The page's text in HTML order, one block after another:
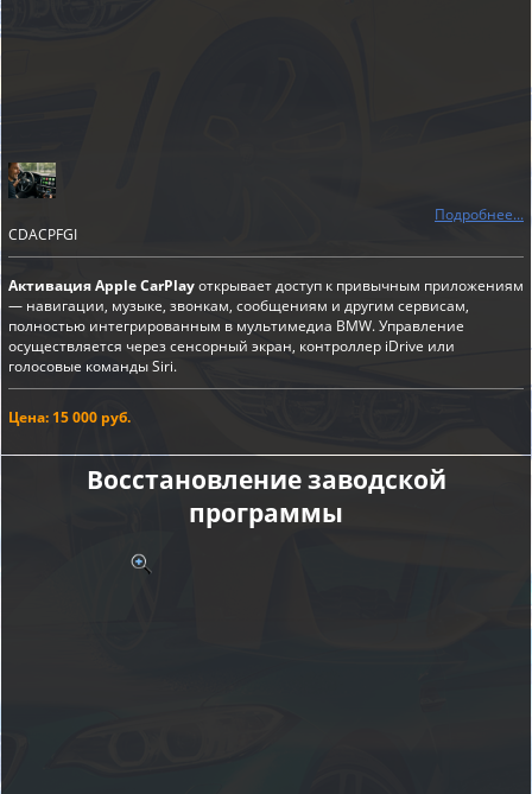
Подробнее...
CDACPFGI
Активация Apple CarPlayоткрывает доступ к привычным приложениям
— навигации, музыке, звонкам, сообщениям и другим сервисам,
полностью интегрированным в мультимедиа BMW. Управление
осуществляется через сенсорный экран, контроллер iDrive или
голосовые команды Siri.
Цена: 15 000 руб.
Восстановление заводской
программы